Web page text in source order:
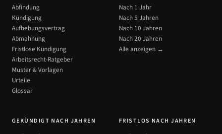
Abfindung
Kündigung
Aufhebungsvertrag
Abmahnung
Fristlose Kündigung
Arbeitsrecht-Ratgeber
Muster & Vorlagen
Urteile
Glossar
Nach 1 Jahr
Nach 5 Jahren
Nach 10 Jahren
Nach 20 Jahren
Alle anzeigen →
GEKÜNDIGT NACH JAHREN FRISTLOS NACH JAHREN